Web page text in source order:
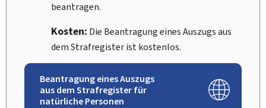
beantragen.
Kosten: Die Beantragung eines Auszugs aus
dem Strafregister ist kostenlos.
Beantragung eines Auszugs
aus dem Strafregister für
natürliche Personen